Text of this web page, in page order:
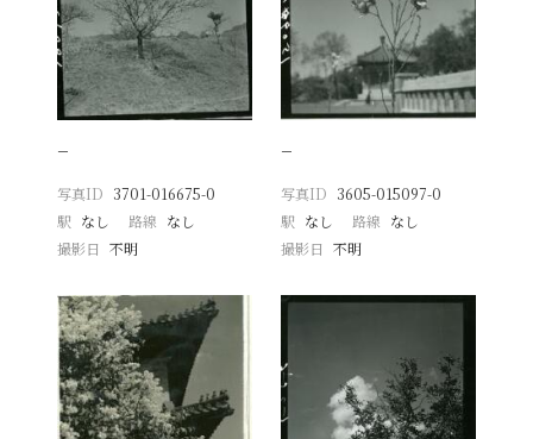
−
写真ID 3701-016675-0
駅 なし 路線 なし
撮影日
不明
−
写真ID 3605-015097-0
駅 なし 路線 なし
撮影日 不明